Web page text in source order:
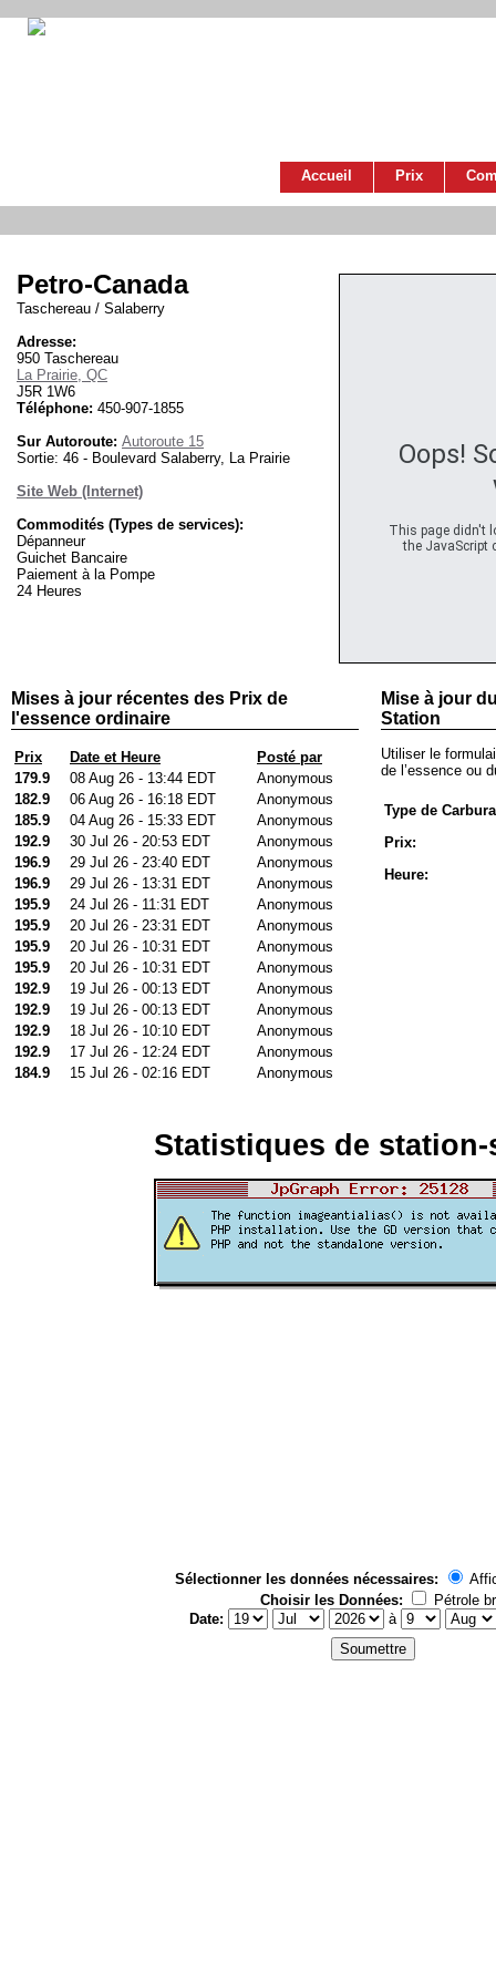
Accueil Prix
Oops!
This page didn't
the JavaScript
Petro-Canada
Taschereau / Salaberry
Adresse:
950 Taschereau
La Prairie, QC
J5R 1W6
Téléphone: 450-907-1855
Sur Autoroute: Autoroute 15
Sortie: 46 - Boulevard Salaberry, La Prairie
Site Web (Internet)
Commodités (Types de services):
Dépanneur
Guichet Bancaire
Paiement à la Pompe
24 Heures
Mises à jour récentes des Prix de
l'essence ordinaire
Prix Date et Heure
Posté par
179.9
08 Aug 26 - 13:44 EDT
Anonymous
182.9
06 Aug 26 - 16:18 EDT
Anonymous
185.9
04 Aug 26 - 15:33 EDT
Anonymous
192.9
30 Jul 26 - 20:53 EDT
Anonymous
196.9
29 Jul 26 - 23:40 EDT
Anonymous
196.9
29 Jul 26 - 13:31 EDT
Anonymous
195.9
24 Jul 26 - 11:31 EDT
Anonymous
195.9
20 Jul 26 - 23:31 EDT
Anonymous
195.9
20 Jul 26 - 10:31 EDT
Anonymous
195.9
20 Jul 26 - 10:31 EDT
Anonymous
192.9
19 Jul 26 - 00:13 EDT
Anonymous
192.9
19 Jul 26 - 00:13 EDT
Anonymous
192.9
18 Jul 26 - 10:10 EDT
Anonymous
192.9
17 Jul 26 - 12:24 EDT
Anonymous
184.9
15 Jul 26 - 02:16 EDT Anonymous
Mise à jour
Station
Utiliser le
de l’essence ou
Type de
Prix:
Heure:
Statistiques de station-
Sélectionner les données nécessaires:
Choisir les Données:
Pétrole
Date:
à